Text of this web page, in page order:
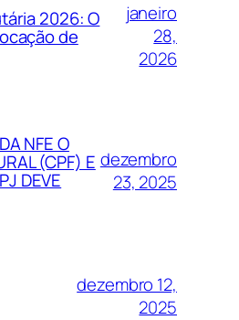
2026: O
de
janeiro
28,
2026
NFE O
(CPF) E
DEVE
dezembro
23, 2025
dezembro 12,
2025